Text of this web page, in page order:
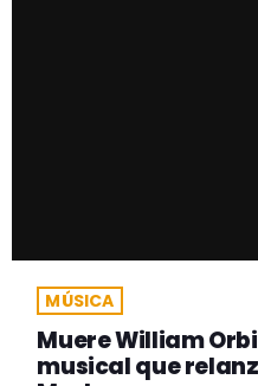
MÚSICA
Muere William
musical que